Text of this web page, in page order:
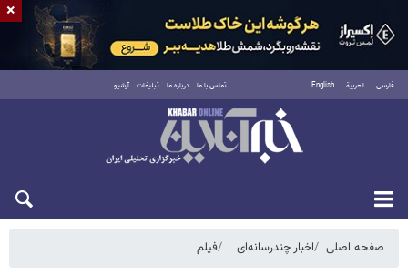
فارسی العربية English تماس با ما درباره ما تبلیغات آرشیو
شنبه ۱۷ مرداد ۱۴۰۵
صفحه اصلی اخبار چندرسانه‌ای فیلم
×